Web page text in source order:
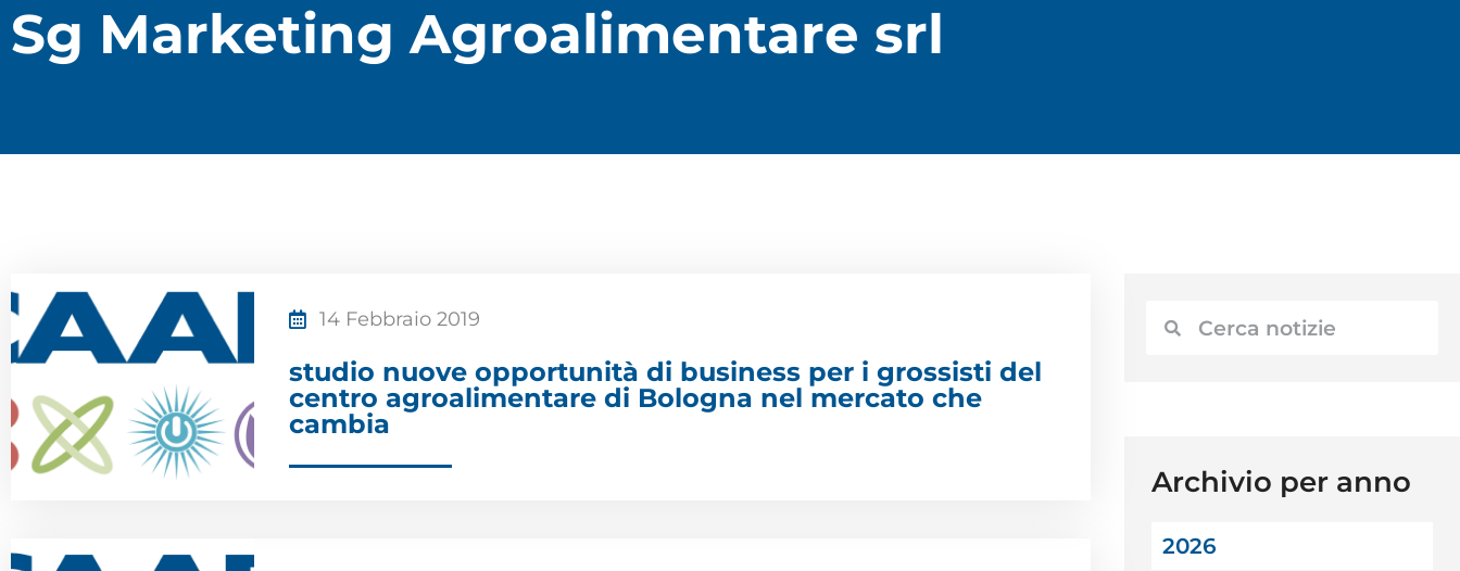
Sg Marketing Agroalimentare srl
14 Febbraio 2019
studio nuove opportunità di business per i grossisti del
centro agroalimentare di Bologna nel mercato che
cambia
Archivio per anno
2026